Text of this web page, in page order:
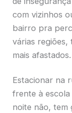
com vizinhos
bairro pra
várias
mais afastados.
Estacionar na
frente à
noite não, tem